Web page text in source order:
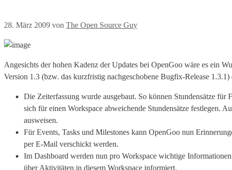
28. März 2009 von The Open Source Guy
Angesichts der hohen Kadenz der Updates bei OpenGoo wäre es ein
Version 1.3 (bzw. das kurzfristig nachgeschobene Bugfix-Release
Die Zeiterfassung wurde ausgebaut. So können Stundensätze
sich für einen Workspace abweichende Stundensätze festlegen.
ausweisen.
Für Events, Tasks und Milestones kann OpenGoo nun
per E-Mail verschickt werden.
Im Dashboard werden nun pro Workspace wichtige
über Aktivitäten in diesem Workspace informiert.